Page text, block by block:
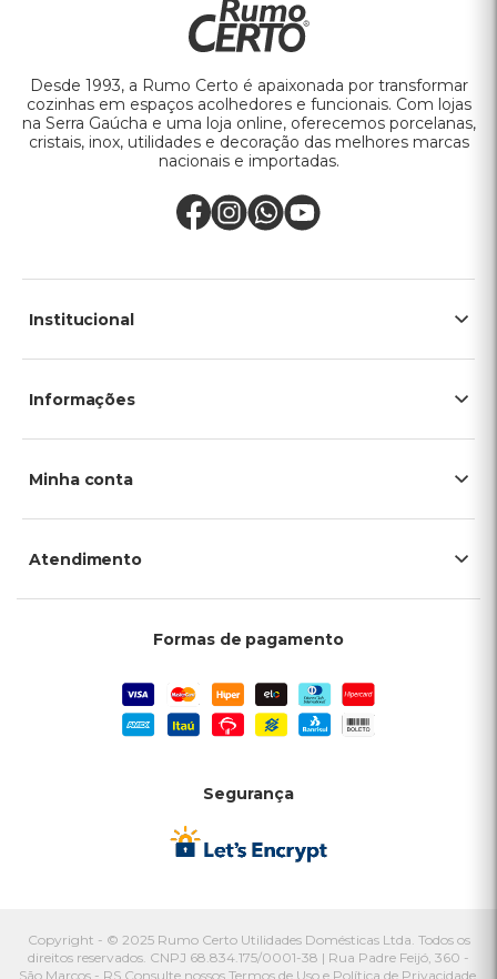
Desde 1993, a Rumo Certo é apaixonada por transformar
cozinhas em espaços acolhedores e funcionais. Com lojas
na Serra Gaúcha e uma loja online, oferecemos porcelanas,
cristais, inox, utilidades e decoração das melhores marcas
nacionais e importadas.
Institucional
Informações
Minha conta
Atendimento
Formas de pagamento
Segurança
Copyright - © 2025 Rumo Certo Utilidades Domésticas Ltda. Todos os
direitos reservados. CNPJ 68.834.175/0001-38 | Rua Padre Feijó, 360 -
São Marcos - RS Consulte nossos Termos de Uso e Política de Privacidade.